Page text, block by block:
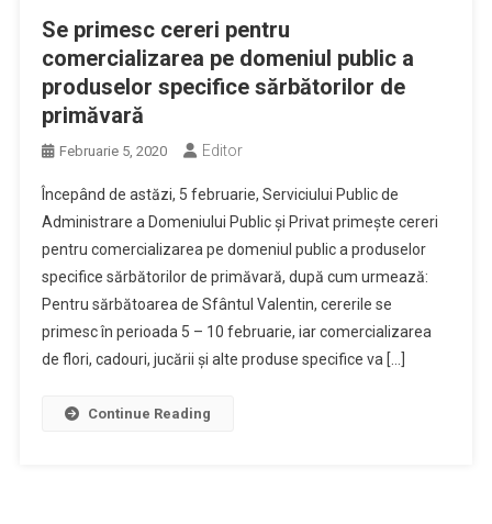
Se primesc cereri pentru
comercializarea pe domeniul public a
produselor specifice sărbătorilor de
primăvară
Februarie 5, 2020 Editor
Începând de astăzi, 5 februarie, Serviciului Public de
Administrare a Domeniului Public şi Privat primeşte cereri
pentru comercializarea pe domeniul public a produselor
specifice sărbătorilor de primăvară, după cum urmează:
Pentru sărbătoarea de Sfântul Valentin, cererile se
primesc în perioada 5 – 10 februarie, iar comercializarea
de flori, cadouri, jucării şi alte produse specifice va […]
Continue Reading